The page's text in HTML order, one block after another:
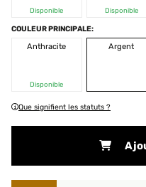
Disponible Disponible
COULEUR PRINCIPALE:
Anthracite
Disponible
Argent
Que signifient les statuts ?